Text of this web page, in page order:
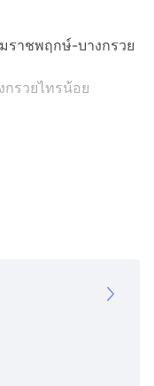
ราชพฤกษ์-บางกรวย
รวยไทรน้อย
บาท)
ต / อีเกียร์ บางใหญ่